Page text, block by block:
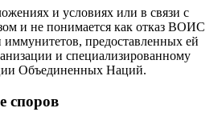
и условиях или в связи с
и не понимается как отказ ВОИС
предоставленных ей
и специализированному
Объединенных Наций.
споров